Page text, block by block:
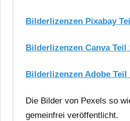
Bilderlizenzen Pixabay
Bilderlizenzen Canva Teil
Bilderlizenzen Adobe Teil
Die Bilder von Pexels so
gemeinfrei veröffentlicht.